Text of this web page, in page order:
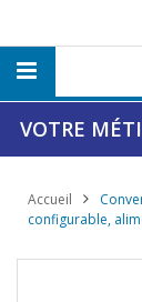
VOTRE
Accueil
configurable,